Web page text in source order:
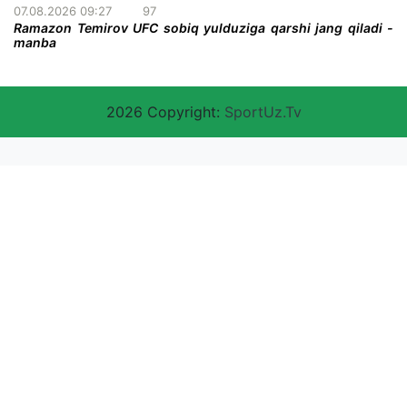
07.08.2026 09:27 97
Ramazon Temirov UFC sobiq yulduziga qarshi jang qiladi -
manba
2026 Copyright: SportUz.Tv